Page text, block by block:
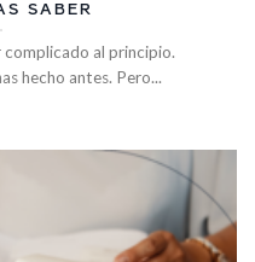
SABER
al principio.
hecho antes. Pero...